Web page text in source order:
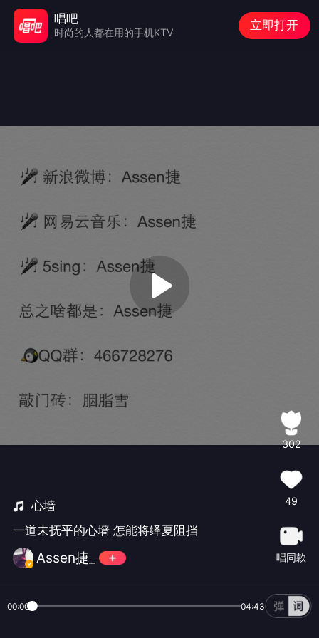
心墙
一道未抚平的心墙 怎能将绎夏阻挡
Assen捷_
302
49
唱同款
00:00 04:43
唱吧
时尚的人都在用的手机KTV
立即打开